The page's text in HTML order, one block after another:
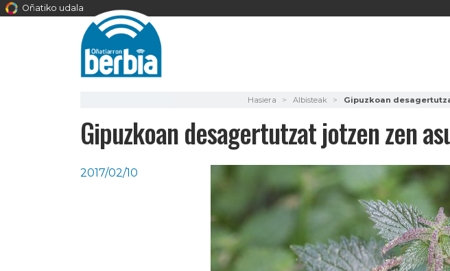
Oñatiko udala
Hasiera Albisteak Gipuzkoan
Gipuzkoan desagertutzat jotzen zen
2017/02/10